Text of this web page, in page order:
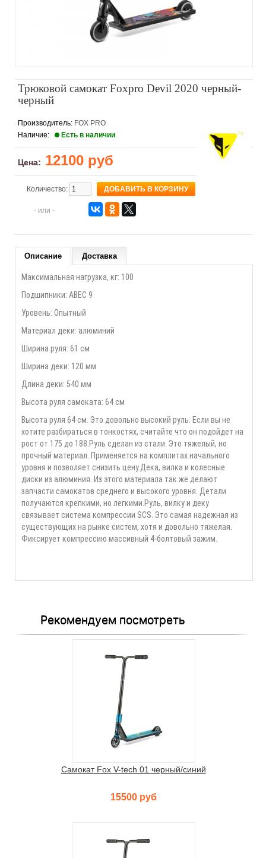
Трюковой самокат Foxpro Devil 2020 черный-
черный
Производитель: FOX PRO
Наличие:
Есть в наличии
Цена: 12100 руб
Количество:
- или -
Описание Доставка
Максимальная нагрузка, кг: 100
Подшипники: ABEC 9
Уровень: Опытный
Материал деки: алюминий
Ширина руля: 61 см
Ширина деки: 120 мм
Длина деки: 540 мм
Высота руля самоката: 64 см
Высота руля 64 см. Это довольно высокий руль. Если вы не
хотите разбираться в тонкостях, считайте что он подойдет на
рост от 175 до 188.Руль сделан из стали. Это тяжелый, но
прочный материал. Применяется на комплитах начального
уровня и позволяет снизить цену.Дека, вилка и колесные
диски из алюминия. Из этого материала так же делают
запчасти самокатов среднего и высокого уровня. Детали
получаются крепкими, но легкими.Руль, вилку и деку
связывает система компрессии SCS. Это самая надежная из
существующих на рынке систем, хотя и довольно тяжелая.
Фиксирует компрессию массивный 4-болтовый зажим.
Рекомендуем посмотреть
Самокат Fox V-tech 01 черный/синий
15500 руб